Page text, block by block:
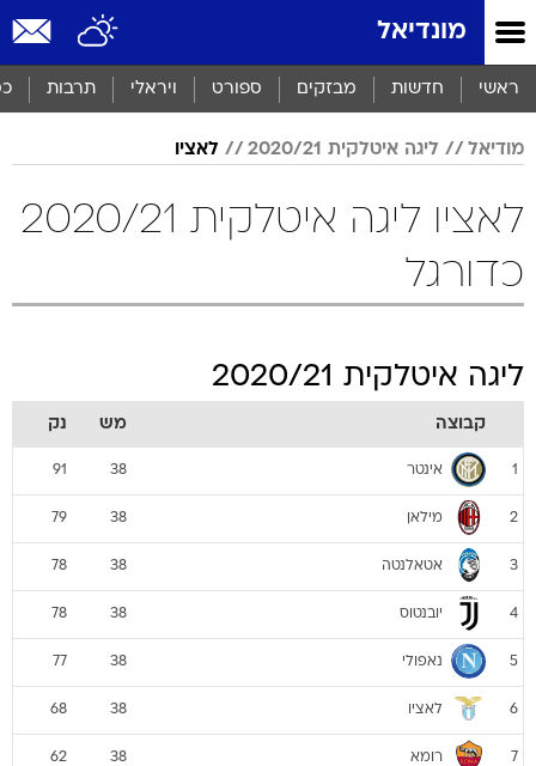
מונדיאל
ראשי חדשות מבזקים ספורט ויראלי תרבות
מודיאל ליגה איטלקית 2020/21 לאציו
לאציו ליגה איטלקית 2020/21
כדורגל
ליגה איטלקית 2020/21
קבוצה מש נק
1 אינטר 38
91
2 מילאן 38
79
3 אטאלנטה 38
78
4 יובנטוס 38
78
5 נאפולי 38
77
6 לאציו 38
68
7 רומא 38
62